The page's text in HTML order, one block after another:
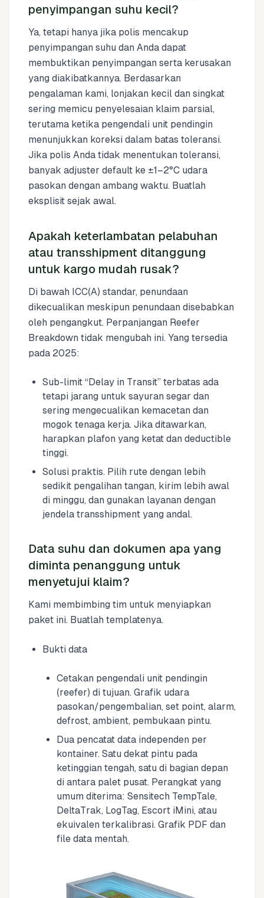
penyimpangan suhu kecil?
Ya, tetapi hanya jika polis mencakup
penyimpangan suhu dan Anda dapat
membuktikan penyimpangan serta kerusakan
yang diakibatkannya. Berdasarkan
pengalaman kami, lonjakan kecil dan singkat
sering memicu penyelesaian klaim parsial,
terutama ketika pengendali unit pendingin
menunjukkan koreksi dalam batas toleransi.
Jika polis Anda tidak menentukan toleransi,
banyak adjuster default ke ±1–2°C udara
pasokan dengan ambang waktu. Buatlah
eksplisit sejak awal.
Apakah keterlambatan pelabuhan
atau transshipment ditanggung
untuk kargo mudah rusak?
Di bawah ICC(A) standar, penundaan
dikecualikan meskipun penundaan disebabkan
oleh pengangkut. Perpanjangan Reefer
Breakdown tidak mengubah ini. Yang tersedia
pada 2025:
Sub-limit “Delay in Transit” terbatas ada
tetapi jarang untuk sayuran segar dan
sering mengecualikan kemacetan dan
mogok tenaga kerja. Jika ditawarkan,
harapkan plafon yang ketat dan deductible
tinggi.
Solusi praktis. Pilih rute dengan lebih
sedikit pengalihan tangan, kirim lebih awal
di minggu, dan gunakan layanan dengan
jendela transshipment yang andal.
Data suhu dan dokumen apa yang
diminta penanggung untuk
menyetujui klaim?
Kami membimbing tim untuk menyiapkan
paket ini. Buatlah templatenya.
Bukti data
Cetakan pengendali unit pendingin
(reefer) di tujuan. Grafik udara
pasokan/pengembalian, set point, alarm,
defrost, ambient, pembukaan pintu.
Dua pencatat data independen per
kontainer. Satu dekat pintu pada
ketinggian tengah, satu di bagian depan
di antara palet pusat. Perangkat yang
umum diterima: Sensitech TempTale,
DeltaTrak, LogTag, Escort iMini, atau
ekuivalen terkalibrasi. Grafik PDF dan
file data mentah.